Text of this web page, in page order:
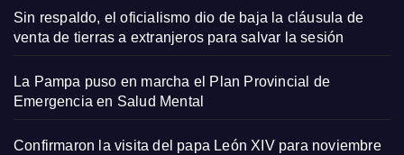
Sin respaldo, el oficialismo dio de baja la cláusula de
venta de tierras a extranjeros para salvar la sesión
La Pampa puso en marcha el Plan Provincial de
Emergencia en Salud Mental
Confirmaron la visita del papa León XIV para noviembre